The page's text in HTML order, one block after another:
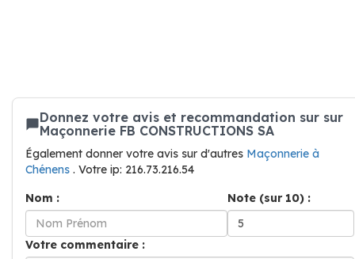
Donnez votre avis et recommandation sur sur
Maçonnerie FB CONSTRUCTIONS SA
Également donner votre avis sur d'autres Maçonnerie à
Chénens . Votre ip: 216.73.216.54
Nom :
Note (sur 10) :
Votre commentaire :